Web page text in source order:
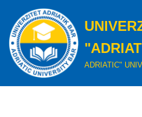
Skip
to
content
ADRIATIC"